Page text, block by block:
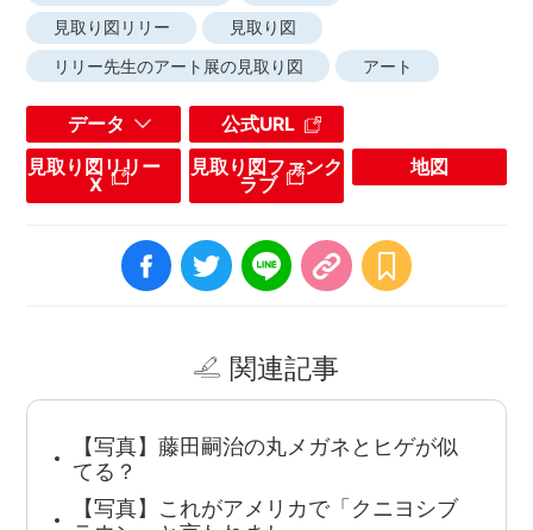
見取り図リリー
見取り図
リリー先生のアート展の見取り図
アート
データ
公式URL
見取り図リリー
X
見取り図ファンク
ラブ
地図
関連記事
【写真】藤田嗣治の丸メガネとヒゲが似
てる？
【写真】これがアメリカで「クニヨシブ